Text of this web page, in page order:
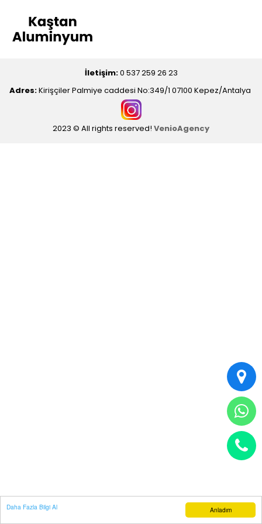
Anladım
Daha Fazla Bilgi Al
İletişim:0 537 259 26 23
Adres:Kirişçiler Palmiye caddesi No:349/1 07100 Kepez/Antalya
2023 © All rights reserved! VenioAgency